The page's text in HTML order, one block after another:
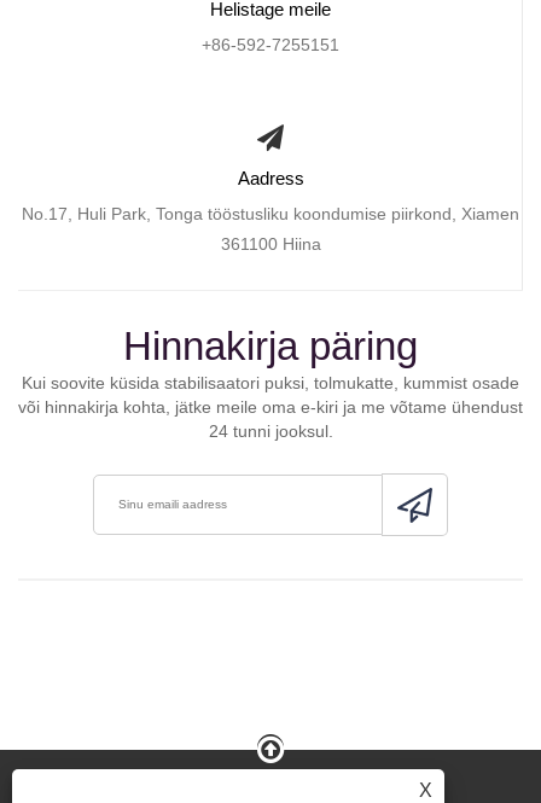
X
Helistage meile
+86-592-7255151
Aadress
No.17, Huli Park, Tonga tööstusliku koondumise piirkond, Xiamen
361100 Hiina
Hinnakirja päring
Kui soovite küsida stabilisaatori puksi, tolmukatte, kummist osade
või hinnakirja kohta, jätke meile oma e-kiri ja me võtame ühendust
24 tunni jooksul.